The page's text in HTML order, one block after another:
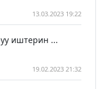
13.03.2023 19:22
иштерин ...
19.02.2023 21:32